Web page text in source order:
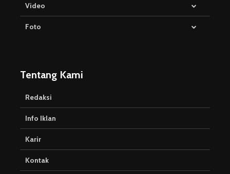
Video
Foto
Tentang Kami
Redaksi
Info Iklan
Karir
Kontak